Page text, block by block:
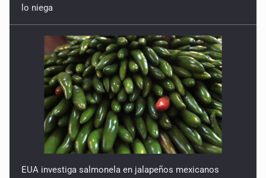
lo niega
EUA investiga salmonela en jalapeños mexicanos